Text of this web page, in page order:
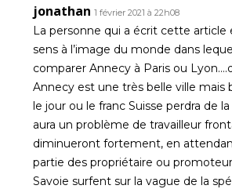
jonathan 1 février 2021 à 22h08
La personne qui a écrit cette article
sens à l’image du monde dans
comparer Annecy à Paris ou
Annecy est une très belle ville mais
le jour ou le franc Suisse perdra de la
aura un problème de travailleur
diminueront fortement, en
partie des propriétaire ou
Savoie surfent sur la vague de la